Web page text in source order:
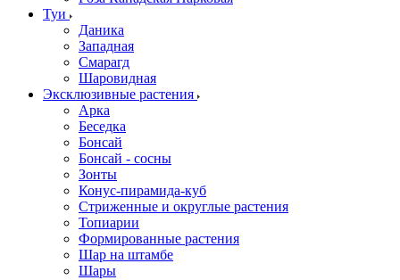
Туи
Даника
Западная
Смарагд
Шаровидная
Эксклюзивные растения
Арка
Беседка
Бонсай
Бонсай - сосны
Зонты
Конус-пирамида-куб
Стриженные и округлые растения
Топиарии
Формированные растения
Шар на штамбе
Шары